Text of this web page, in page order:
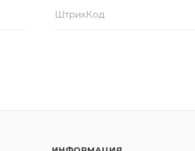
ШтрихКод